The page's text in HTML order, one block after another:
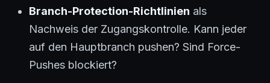
Branch-Protection-Richtlinien als
Nachweis der Zugangskontrolle. Kann jeder
auf den Hauptbranch pushen? Sind Force-
Pushes blockiert?